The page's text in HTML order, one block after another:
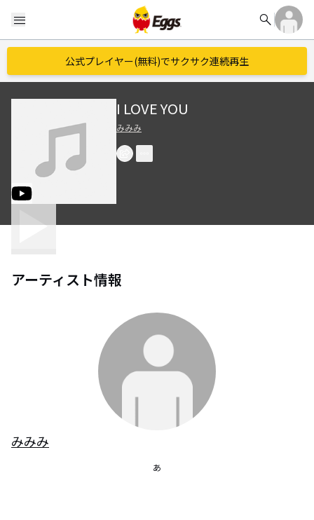
menu search
公式プレイヤー(無料)でサクサク連続再生
I LOVE YOU
みみみ
アーティスト情報
みみみ
あ